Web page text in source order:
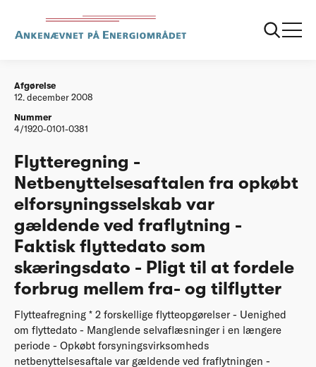
Afgørelser
20081212 Flytteregning Netbenyttelsesaftalen fra
opkoebt elforsyningsselskab var gaeldende
Afgørelse
12. december 2008
Nummer
4/1920-0101-0381
Flytteregning -
Netbenyttelsesaftalen fra opkøbt
elforsyningsselskab var
gældende ved fraflytning -
Faktisk flyttedato som
skæringsdato - Pligt til at fordele
forbrug mellem fra- og tilflytter
Flytteafregning * 2 forskellige flytteopgørelser - Uenighed
om flyttedato - Manglende selvaflæsninger i en længere
periode - Opkøbt forsyningsvirksomheds
netbenyttelsesaftale var gældende ved fraflytningen -